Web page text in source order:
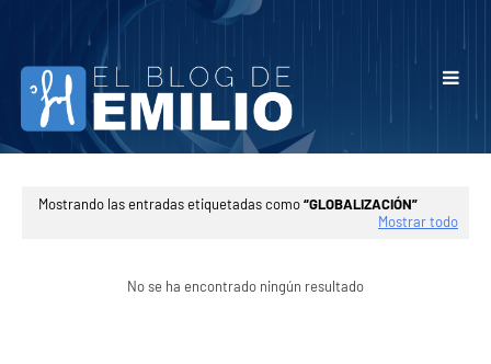
Mostrando las entradas etiquetadas como GLOBALIZACIÓN
Mostrar todo
No se ha encontrado ningún resultado